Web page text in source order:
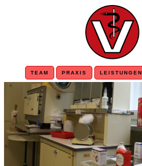
TEAM PRAXIS LEISTUNGEN